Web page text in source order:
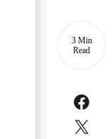
3 Min
Read